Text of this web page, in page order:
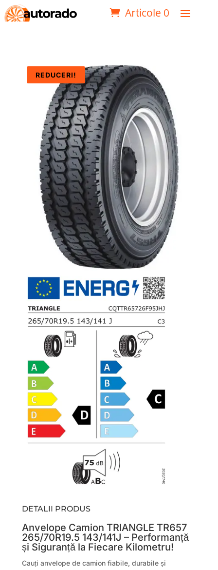
Articole 0
REDUCERI!
DETALII PRODUS
Anvelope Camion TRIANGLE TR657
265/70R19.5 143/141J – Performanță
și Siguranță la Fiecare Kilometru!
Cauți anvelope de camion fiabile, durabile și